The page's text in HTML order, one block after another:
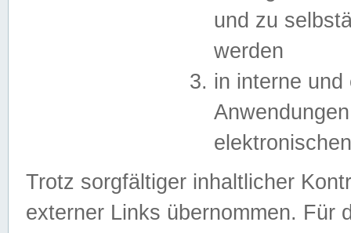
und zu
werden
in interne
Trotz sorgfältiger inhaltlicher
externer Links übernommen. Für